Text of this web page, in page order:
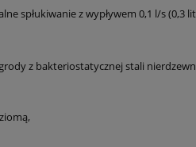
spłukiwanie z wypływem 0,1 l/s (0,3
z bakteriostatycznej stali